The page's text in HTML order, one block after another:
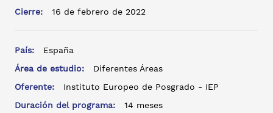
Cierre:
16 de febrero de 2022
País:
España
Área de estudio:
Diferentes Áreas
Oferente:
Instituto Europeo de Posgrado - IEP
Duración del programa:
14 meses